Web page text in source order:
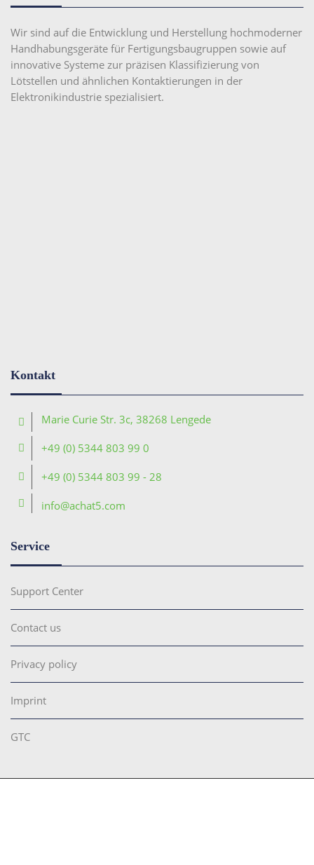
Wir sind auf die Entwicklung und Herstellung hochmoderner
Handhabungsgeräte für Fertigungsbaugruppen sowie auf
innovative Systeme zur präzisen Klassifizierung von
Lötstellen und ähnlichen Kontaktierungen in der
Elektronikindustrie spezialisiert.
Kontakt
Marie Curie Str. 3c, 38268 Lengede
+49 (0) 5344 803 99 0
+49 (0) 5344 803 99 - 28
info@achat5.com
Service
Support Center
Contact us
Privacy policy
Imprint
GTC